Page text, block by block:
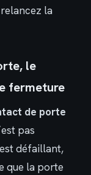
la
le
fermeture
de porte
pas
défaillant,
que la porte